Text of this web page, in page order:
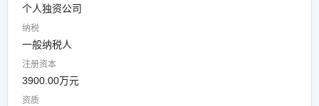
个人独资公司
纳税
一般纳税人
注册资本
3900.00万元
资质